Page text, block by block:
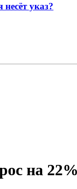
указ?
на 22%